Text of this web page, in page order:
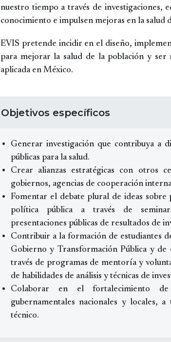
nuestro tiempo a través de investigaciones,
conocimiento e impulsen mejoras en la salud
EVIS pretende incidir en el diseño,
para mejorar la salud de la población y ser
aplicada en México.
Objetivos específicos
Generar investigación que contribuya a
públicas para la salud.
Crear alianzas estratégicas con otros
gobiernos, agencias de cooperación
Fomentar el debate plural de ideas sobre
política pública a través de
presentaciones públicas de resultados de
Contribuir a la formación de estudiantes
Gobierno y Transformación Pública y
través de programas de mentoría y
de habilidades de análisis y técnicas de
Colaborar en el fortalecimiento de
gubernamentales nacionales y locales,
técnico.